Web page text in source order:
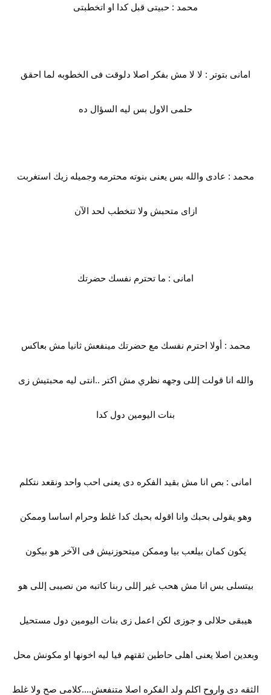
محمد : حبيتى قبل كدا او اتخطبتى
امانى بتوتر : لا لا مش بفكر اصلا دلوقت فى الخطوبه لما احقق
حلمى الاول بس ليه السؤال ده
محمد : عادى والله بس يعنى بنوته محترمه وجميله زيك استغربت
ازاى متحبش ولا تتخطب لحد الآن
امانى : ما تحترم نفسك حضرتك
محمد : أولا احترم نفسك مع حضرتك مينفعش ثانيا مش بعاكس
والله انا قولت إللى وجهه نظري مش اكتر ..انتى ليه محبتيش زى
بنات اليومين دول كدا
امانى : بص انا مش بقيد الفكره دى يعنى احب واحد ونقعد نتكلم
وهو يقولى بحبك وانا اقوله بحبك كدا غلط وحرام اساسا وممكن
يكون كمان بيلعب بيا وممكن ميتحوزنيش فى الآخر هو بيكون
بيتسلى بس انا مش هحب غير إللى ربنا كاتبه من نصيبى إللى هو
هيبقى حلالى و جوزى لكن اعمل زى بنات اليومين دول مستحيل
وبعدين اصلا يعنى اهلى حاطين ثقتهم فيا ليه اخونها او مكونش محل
الثقه دى واروح اكلم ولد الفكره اصلا متنفعش....كلامى صح ولا غلط